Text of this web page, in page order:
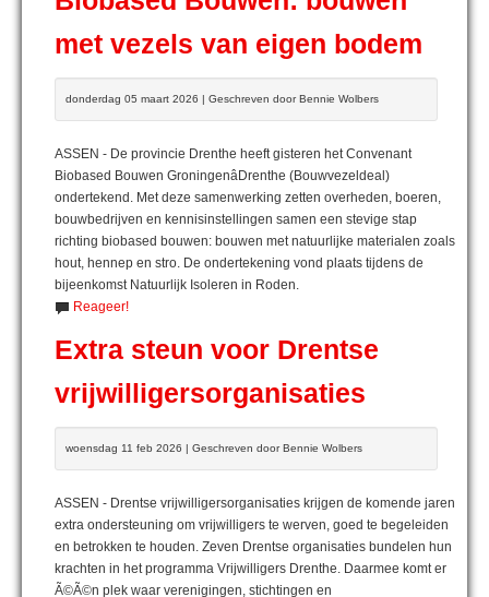
met vezels van eigen bodem
donderdag 05 maart 2026 | Geschreven door Bennie Wolbers
ASSEN - De provincie Drenthe heeft gisteren het Convenant
Biobased Bouwen GroningenâDrenthe (Bouwvezeldeal)
ondertekend. Met deze samenwerking zetten overheden, boeren,
bouwbedrijven en kennisinstellingen samen een stevige stap
richting biobased bouwen: bouwen met natuurlijke materialen zoals
hout, hennep en stro. De ondertekening vond plaats tijdens de
bijeenkomst Natuurlijk Isoleren in Roden.
Reageer!
Extra steun voor Drentse
vrijwilligersorganisaties
woensdag 11 feb 2026 | Geschreven door Bennie Wolbers
ASSEN - Drentse vrijwilligersorganisaties krijgen de komende jaren
extra ondersteuning om vrijwilligers te werven, goed te begeleiden
en betrokken te houden. Zeven Drentse organisaties bundelen hun
krachten in het programma Vrijwilligers Drenthe. Daarmee komt er
Ã©Ã©n plek waar verenigingen, stichtingen en